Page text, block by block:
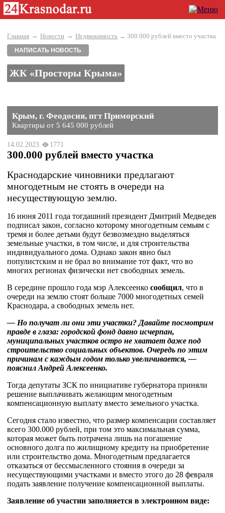
Главная → Новости → Недвижимость → 300.000 рублей вместо участка
НАПИСАТЬ НОВОСТЬ
ЖК «Просторы Крыма»
Крым, г. Феодосия, пгт Приморский
Квартиры от 5 645 000 рублей
14.02.2023 1771
300.000 рублей вместо участка
Краснодарские чиновники предлагают
многодетным не стоять в очереди на
несуществующую землю.
16 июня 2011 года тогдашний президент Дмитрий Медведев
подписал закон, согласно которому многодетным семьям с
тремя и более детьми будут безвозмездно выделяться
земельные участки, в том числе, и для строительства
индивидуального дома. Однако закон явно был
популистским и не брал во внимание тот факт, что во
многих регионах физически нет свободных земель.
В середине прошло года мэр Алексеенко сообщил, что в
очереди на землю стоят больше 7000 многодетных семей
Краснодара, а свободных земель нет.
— Но получат ли они эти участки? Давайте посмотрим
правде в глаза: городской фонд давно исчерпан,
муниципальных участков остро не хватает даже под
строительство социальных объектов. Очередь по этим
причинам с каждым годом только увеличивается, —
пояснил Андрей Алексеенко.
Тогда депутаты ЗСК по инициативе губернатора приняли
решение выплачивать желающим многодетным
компенсационную выплату вместо земельного участка.
Сегодня стало известно, что размер компенсации составляет
всего 300.000 рублей, при том это максимальная сумма,
которая может быть потрачена лишь на погашение
основного долга по жилищному кредиту на приобретение
или строительство дома. Многодетным предлагается
отказаться от бессмысленного стояния в очереди за
несуществующими участками и вместо этого до 28 февраля
подать заявление получение компенсационной выплаты.
Заявление об участии заполняется в электронном виде: